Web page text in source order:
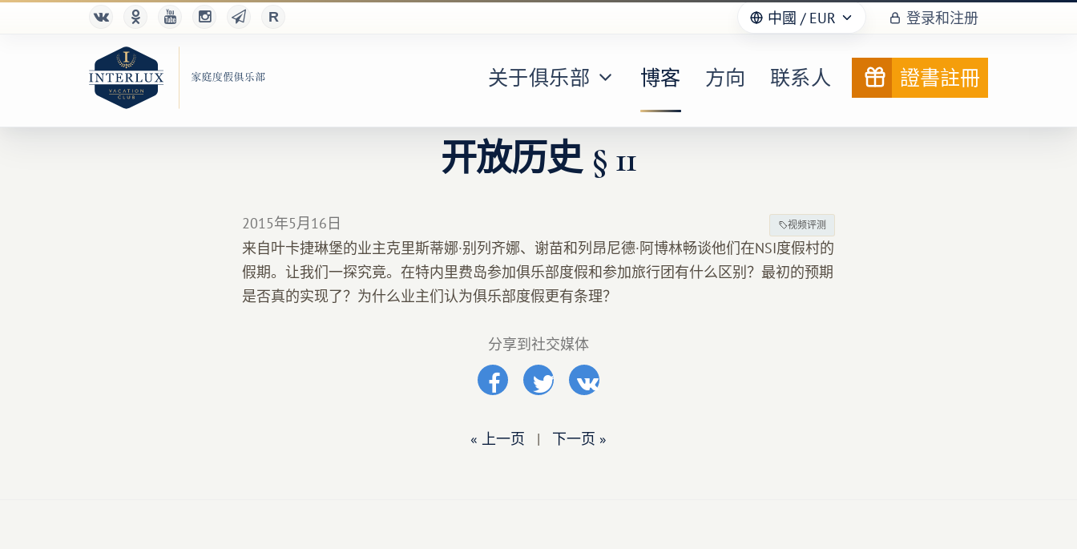
中國 / EUR 登录和注册
关于俱乐部 博客 方向 联系人 證書註冊
开放历史 § 11
2015年5月16日 视频评测
来自叶卡捷琳堡的业主克里斯蒂娜·别列齐娜、谢苗和列昂尼德·阿博林畅谈他们在NSI度假村的
假期。让我们一探究竟。在特内里费岛参加俱乐部度假和参加旅行团有什么区别？最初的预期
是否真的实现了？为什么业主们认为俱乐部度假更有条理？
分享到社交媒体
« 上一页 | 下一页 »